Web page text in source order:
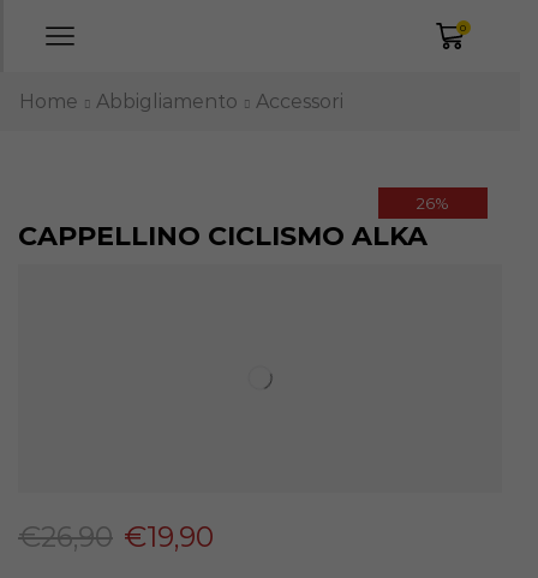
0
Home Abbigliamento Accessori
26%
CAPPELLINO CICLISMO ALKA
€26,90 €19,90